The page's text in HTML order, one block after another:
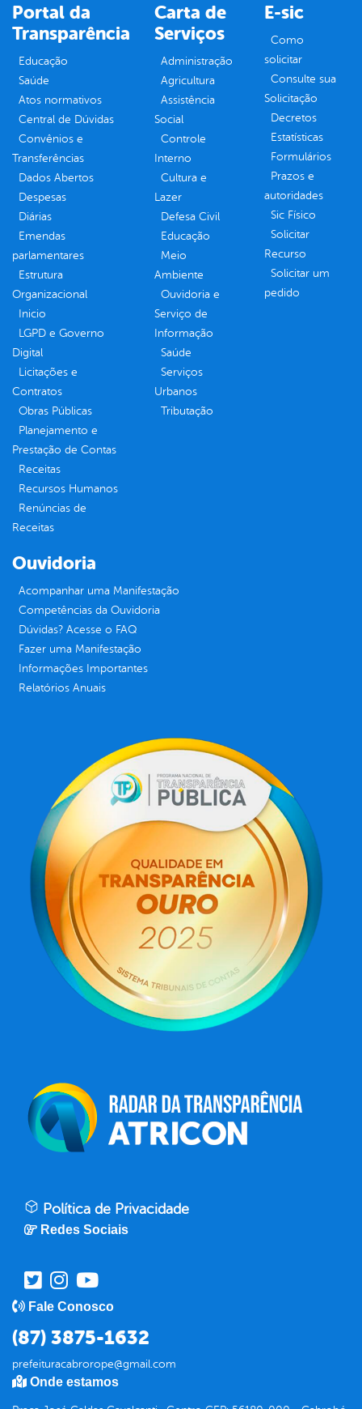
Portal da
Transparência
Educação
Saúde
Atos normativos
Central de Dúvidas
Convênios e
Transferências
Dados Abertos
Despesas
Diárias
Emendas
parlamentares
Estrutura
Organizacional
Inicio
LGPD e Governo
Digital
Licitações e
Contratos
Obras Públicas
Planejamento e
Prestação de Contas
Receitas
Recursos Humanos
Renúncias de
Receitas
Carta de
Serviços
Administração
Agricultura
Assistência
Social
Controle
Interno
Cultura e
Lazer
Defesa Civil
Educação
Meio
Ambiente
Ouvidoria e
Serviço de
Informação
Saúde
Serviços
Urbanos
Tributação
E-sic
Como
solicitar
Consulte sua
Solicitação
Decretos
Estatísticas
Formulários
Prazos e
autoridades
Sic Físico
Solicitar
Recurso
Solicitar um
pedido
Ouvidoria
Acompanhar uma Manifestação
Competências da Ouvidoria
Dúvidas? Acesse o FAQ
Fazer uma Manifestação
Informações Importantes
Relatórios Anuais
Política de Privacidade
Redes Sociais
Fale Conosco
(87) 3875-1632
prefeituracabrorope@gmail.com
Onde estamos